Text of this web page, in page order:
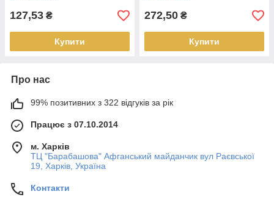
127,53 ₴
Купити
272,50 ₴
Купити
Про нас
99% позитивних з 322 відгуків за рік
Працює з 07.10.2014
м. Харків
ТЦ "Барабашова" Афганський майданчик вул Раєвської
19, Харків, Україна
Контакти